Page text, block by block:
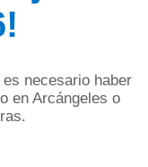
necesario haber
en Arcángeles o